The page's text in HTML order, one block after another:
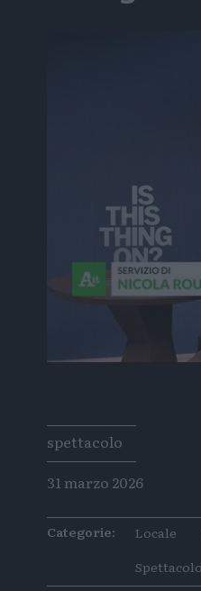
Tags
spettacolo
31 marzo 2026
Categorie: Locale
Spettacolo